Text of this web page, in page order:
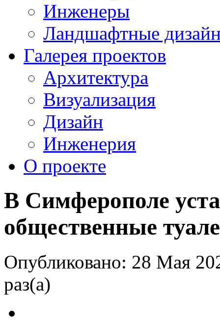
Инженеры
Ландшафтные
Галерея проектов
Архитектура
Визуализация
Дизайн
Инженерия
О проекте
В Симферополе
общественные
Опубликовано: 28 Мая
раз(а)